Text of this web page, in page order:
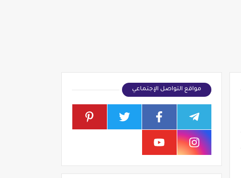
مواقع التواصل الإجتماعي